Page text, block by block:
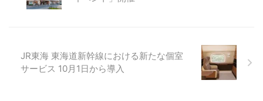
JR東海 東海道新幹線における新たな個室
サービス 10月1日から導入